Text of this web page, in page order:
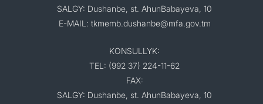
SALGY: Dushanbe, st. AhunBabayeva, 10
E-MAIL: tkmemb.dushanbe@mfa.gov.tm
KONSULLYK:
TEL: (992 37) 224-11-62
FAX:
SALGY: Dushanbe, st. AhunBabayeva, 10